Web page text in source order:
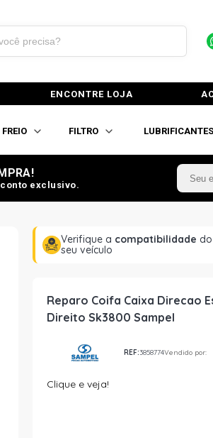
ENCONTRE LOJA
FREIO FILTRO
exclusivo.
Verifique a compatibilidade do
seu veículo
Reparo Coifa Caixa Direcao
Direito Sk3800 Sampel
REF:3858774Vendido por:
Clique e veja!